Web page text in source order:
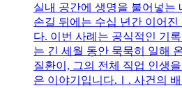
실내 공간에 생명을 불어넣는
손길 뒤에는 수십 년간 이어진
다. 이번 사례는 공식적인 기
는 긴 세월 동안 묵묵히 일해
질환이, 그의 전체 직업 인생
은 이야기입니다.Ⅰ. 사건의